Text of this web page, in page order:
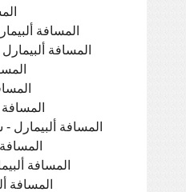
المسافة
المسافة ألبيمارل
المسافة ألبيمارل
المسافة
المسافة